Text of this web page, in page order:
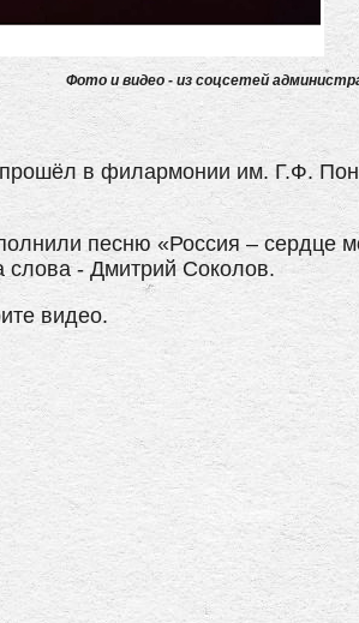
Фото и видео - из соцсетей
прошёл в филармонии им. Г.Ф.
песню «Россия – сердце
слова - Дмитрий Соколов.
видео.